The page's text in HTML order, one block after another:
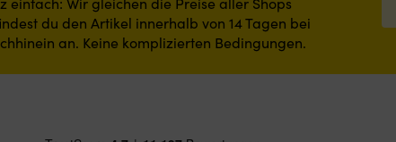
du den Artikel innerhalb von 14 Tagen bei
an. Keine komplizierten Bedingungen.